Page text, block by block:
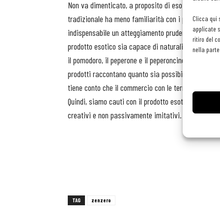
Clicca qui
applicate
ritiro del
nella
Non va dimenticato, a proposito di esotismo, che
tradizionale ha meno familiarità con i prodotti
indispensabile un atteggiamento prudente e
prodotto esotico sia capace di naturalizzarsi alla
il pomodoro, il peperone e il peperoncino che a
prodotti raccontano quanto sia possibile
tiene conto che il commercio con le terre
Quindi, siamo cauti con il prodotto esotico al
creativi e non passivamente imitativi.
TAG zenzero